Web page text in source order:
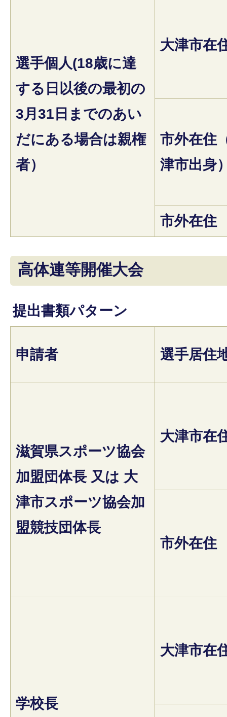
選手個人(18歳に達
する日以後の最初の
3月31日までのあい
だにある場合は親権
者）
大津市在
市外在住
津市出身
市外在住
高体連等開催大会
提出書類パターン
申請者 選手居住
滋賀県スポーツ協会
加盟団体長 又は 大
津市スポーツ協会加
盟競技団体長
大津市在
市外在住
学校長
大津市在